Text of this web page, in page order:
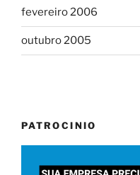
fevereiro 2006
outubro 2005
PATROCINIO